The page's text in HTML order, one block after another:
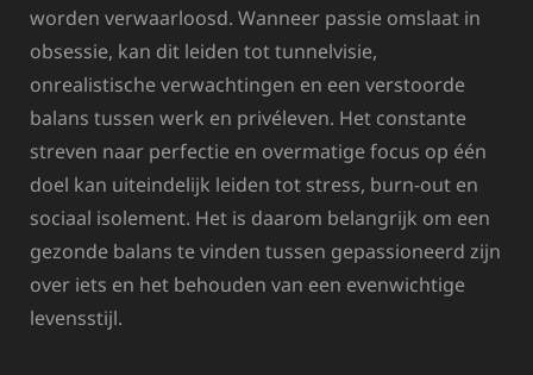
worden verwaarloosd. Wanneer passie omslaat in
obsessie, kan dit leiden tot tunnelvisie,
onrealistische verwachtingen en een verstoorde
balans tussen werk en privéleven. Het constante
streven naar perfectie en overmatige focus op één
doel kan uiteindelijk leiden tot stress, burn-out en
sociaal isolement. Het is daarom belangrijk om een
gezonde balans te vinden tussen gepassioneerd zijn
over iets en het behouden van een evenwichtige
levensstijl.